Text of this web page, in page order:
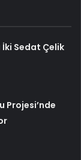
İki Sedat Çelik